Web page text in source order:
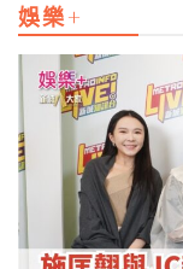
娛樂+